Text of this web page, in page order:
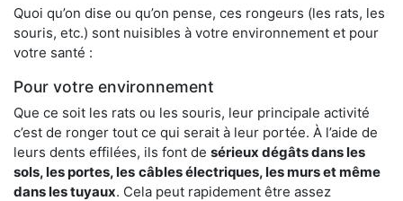
Quoi qu’on dise ou qu’on pense, ces rongeurs (les rats, les
souris, etc.) sont nuisibles à votre environnement et pour
votre santé :
Pour votre environnement
Que ce soit les rats ou les souris, leur principale activité
c’est de ronger tout ce qui serait à leur portée. À l’aide de
leurs dents effilées, ils font de sérieux dégâts dans les
sols, les portes, les câbles électriques, les murs et même
dans les tuyaux. Cela peut rapidement être assez